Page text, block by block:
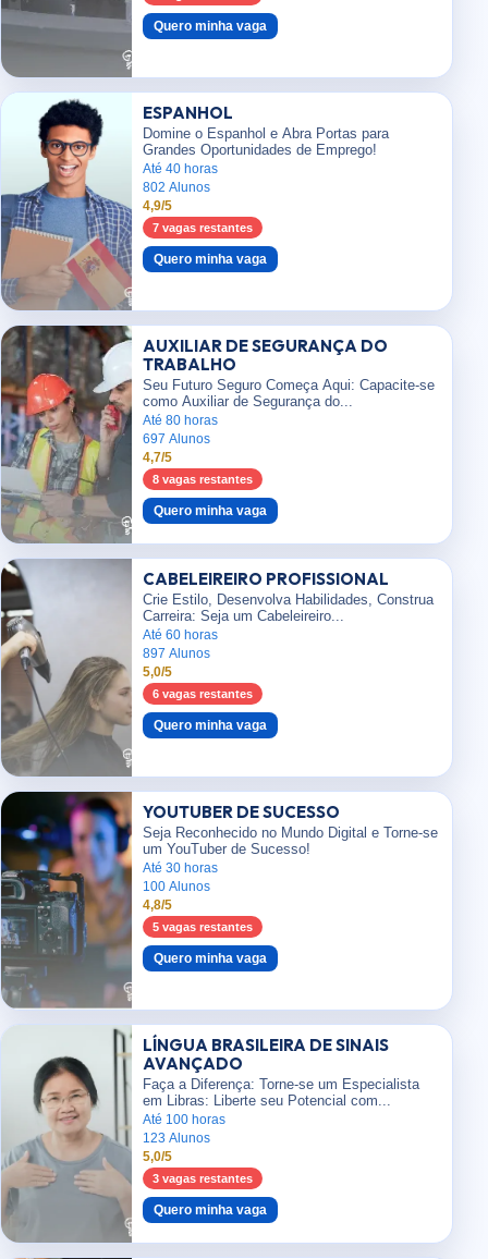
Quero minha vaga
ESPANHOL
Domine o Espanhol e Abra Portas para
Grandes Oportunidades de Emprego!
Até 40 horas
802 Alunos
4,9/5
7 vagas restantes
Quero minha vaga
AUXILIAR DE SEGURANÇA DO
TRABALHO
Seu Futuro Seguro Começa Aqui: Capacite-se
como Auxiliar de Segurança do...
Até 80 horas
697 Alunos
4,7/5
8 vagas restantes
Quero minha vaga
CABELEIREIRO PROFISSIONAL
Crie Estilo, Desenvolva Habilidades, Construa
Carreira: Seja um Cabeleireiro...
Até 60 horas
897 Alunos
5,0/5
6 vagas restantes
Quero minha vaga
YOUTUBER DE SUCESSO
Seja Reconhecido no Mundo Digital e Torne-se
um YouTuber de Sucesso!
Até 30 horas
100 Alunos
4,8/5
5 vagas restantes
Quero minha vaga
LÍNGUA BRASILEIRA DE SINAIS
AVANÇADO
Faça a Diferença: Torne-se um Especialista
em Libras: Liberte seu Potencial com...
Até 100 horas
123 Alunos
5,0/5
3 vagas restantes
Quero minha vaga